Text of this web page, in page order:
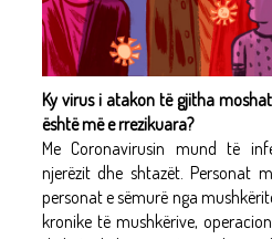
Ky virus i atakon të gjitha
është më e rrezikuara?
Me Coronavirusin mund të
njerëzit dhe shtazët. Personat
personat e sëmurë nga
kronike të mushkërive,